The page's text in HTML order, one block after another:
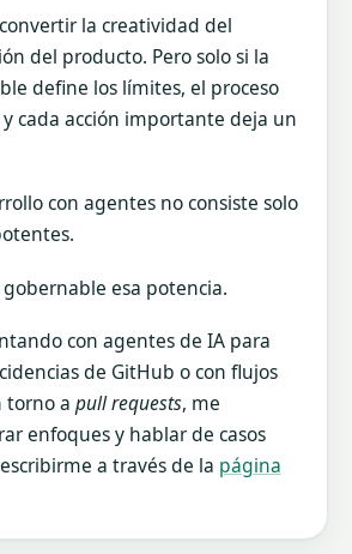
la creatividad del
del producto. Pero solo si la
define los límites, el proceso
cada acción importante deja un
con agentes no consiste solo
esa potencia.
con agentes de IA para
de GitHub o con flujos
torno a pull requests, me
enfoques y hablar de casos
a través de la página